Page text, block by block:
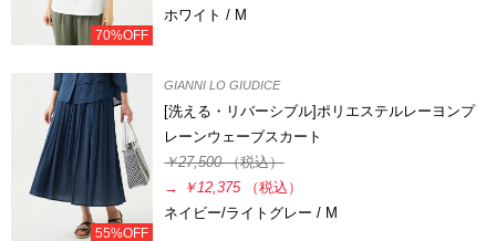
70%OFF
ホワイト / M
55%OFF
GIANNI LO GIUDICE
[洗える・リバーシブル]ポリエステルレーヨンプ
レーンウェーブスカート
￥27,500（税込）
→
￥12,375
（税込）
ネイビー/ライトグレー / M